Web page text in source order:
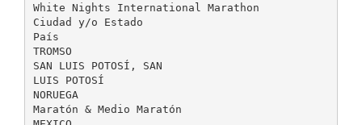
White Nights International Marathon
Ciudad y/o Estado
País
TROMSO
SAN LUIS POTOSÍ, SAN
LUIS POTOSÍ
NORUEGA
Maratón & Medio Maratón